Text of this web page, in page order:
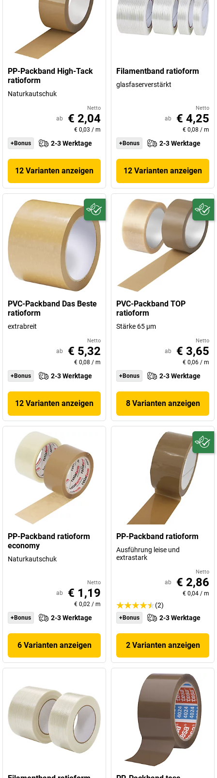
PP-Packband High-Tack
ratioform
Naturkautschuk
Netto
ab € 2,04
€ 0,03 / m
+Bonus
2-3 Werktage
12 Varianten anzeigen
Filamentband ratioform
glasfaserverstärkt
Netto
ab € 4,25
€ 0,08 / m
+Bonus
2-3 Werktage
12 Varianten anzeigen
PVC-Packband Das Beste
ratioform
extrabreit
Netto
ab € 5,32
€ 0,08 / m
+Bonus
2-3 Werktage
12 Varianten anzeigen
PVC-Packband TOP
ratioform
Stärke 65 µm
Netto
ab € 3,65
€ 0,06 / m
+Bonus
2-3 Werktage
8 Varianten anzeigen
PP-Packband ratioform
economy
Naturkautschuk
Netto
ab € 1,19
€ 0,02 / m
+Bonus
2-3 Werktage
6 Varianten anzeigen
PP-Packband ratioform
Ausführung leise und
extrastark
Netto
ab € 2,86
€ 0,04 / m
(2)
+Bonus 2-3 Werktage
2 Varianten anzeigen